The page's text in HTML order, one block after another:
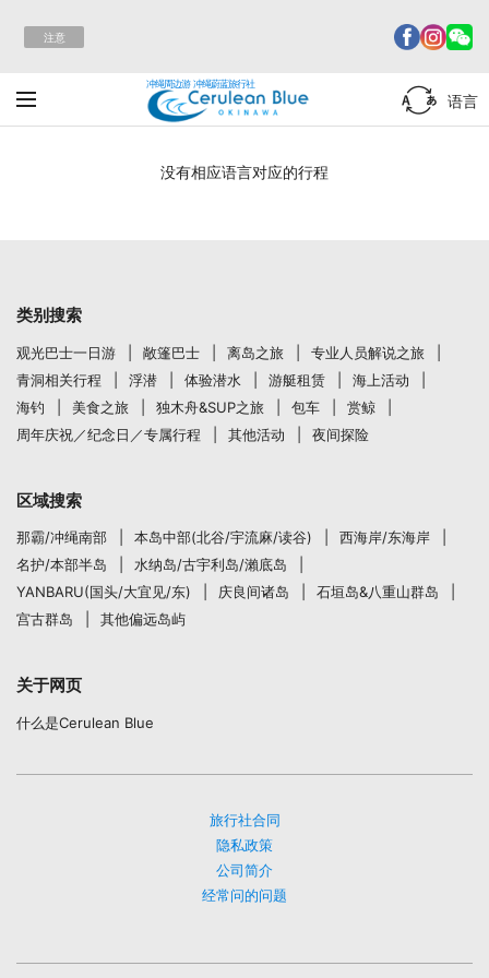
注意
冲绳周边游 冲绳蔚蓝旅行社
语言
没有相应语言对应的行程
类别搜索
观光巴士一日游 敞篷巴士 离岛之旅
专业人员解说之旅
青洞相关行程
浮潜 体验潜水 游艇租赁
海上活动
海钓
美食之旅 独木舟&SUP之旅 包车
赏鲸
周年庆祝／纪念日／专属行程
其他活动 夜间探险
区域搜索
那霸/冲绳南部 本岛中部(北谷/宇流麻/读谷)
西海岸/东海岸
名护/本部半岛
水纳岛/古宇利岛/瀨底岛
YANBARU(国头/大宜见/东)
庆良间诸岛
石垣岛&八重山群岛
宫古群岛
其他偏远岛屿
关于网页
什么是Cerulean Blue
旅行社合同
隐私政策
公司简介
经常问的问题